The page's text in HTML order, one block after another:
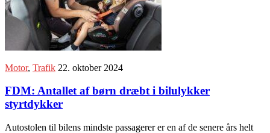
Motor, Trafik 22. oktober 2024
FDM: Antallet af børn dræbt i bilulykker
styrtdykker
Autostolen til bilens mindste passagerer er en af de senere års helt